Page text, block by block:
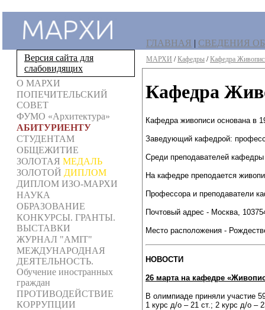
Версия сайта для
слабовидящих
О МАРХИ
ПОПЕЧИТЕЛЬСКИЙ
СОВЕТ
ФУМО «Архитектура»
АБИТУРИЕНТУ
СТУДЕНТАМ
ОБЩЕЖИТИЕ
ЗОЛОТАЯ МЕДАЛЬ
ЗОЛОТОЙ ДИПЛОМ
ДИПЛОМ ИЗО-МАРХИ
НАУКА
ОБРАЗОВАНИЕ
КОНКУРСЫ. ГРАНТЫ.
ВЫСТАВКИ
ЖУРНАЛ "AMIT"
МЕЖДУНАРОДНАЯ
ДЕЯТЕЛЬНОСТЬ.
Обучение иностранных
граждан
ПРОТИВОДЕЙСТВИЕ
КОРРУПЦИИ
ГЛАВНАЯ | СВЕДЕНИЯ
МАРХИ /Кафедры /Кафедра
Кафедра
Кафедра живописи основана в
Заведующий кафедрой:
Среди преподавателей
На кафедре преподается
Профессора и преподаватели
Почтовый адрес - Москва,
Место расположения -
НОВОСТИ
26 марта на кафедре
В олимпиаде приняли участие
1 курс д/о – 21 ст.; 2 курс д/о –